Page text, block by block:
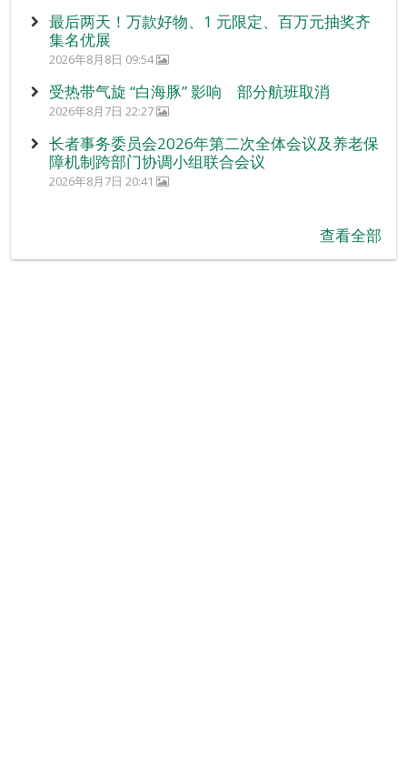
最后两天！万款好物、1 元限定、百万元抽奖齐
集名优展
2026年8月8日 09:54
受热带气旋 “白海豚” 影响 部分航班取消
2026年8月7日 22:27
长者事务委员会2026年第二次全体会议及养老保
障机制跨部门协调小组联合会议
2026年8月7日 20:41
查看全部